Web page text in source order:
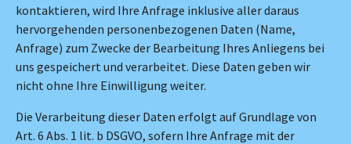
kontaktieren, wird Ihre Anfrage inklusive aller daraus
hervorgehenden personenbezogenen Daten (Name,
Anfrage) zum Zwecke der Bearbeitung Ihres Anliegens bei
uns gespeichert und verarbeitet. Diese Daten geben wir
nicht ohne Ihre Einwilligung weiter.
Die Verarbeitung dieser Daten erfolgt auf Grundlage von
Art. 6 Abs. 1 lit. b DSGVO, sofern Ihre Anfrage mit der